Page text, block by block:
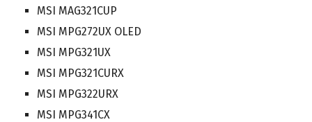
MSI MAG321CUP
MSI MPG272UX OLED
MSI MPG321UX
MSI MPG321CURX
MSI MPG322URX
MSI MPG341CX